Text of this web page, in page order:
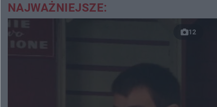
NAJWAŻNIEJSZE:
12